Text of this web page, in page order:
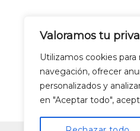
Valoramos tu
Utilizamos cookies
navegación, ofrecer
personalizados y
en "Aceptar todo",